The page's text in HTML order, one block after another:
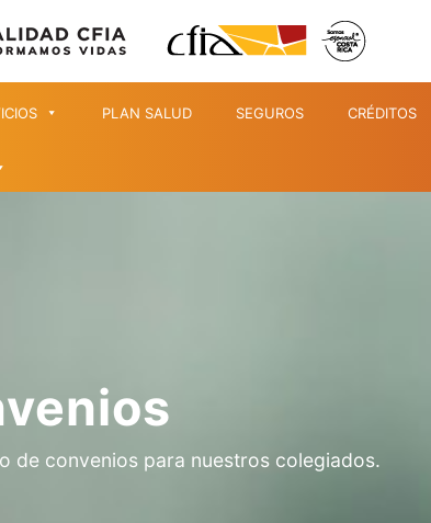
PLAN SALUD SEGUROS CRÉDITOS
de convenios para nuestros colegiados.